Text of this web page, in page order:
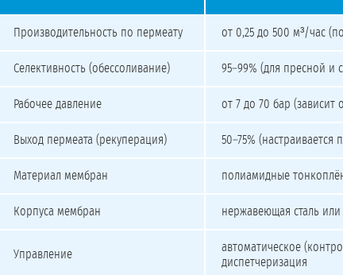
Производительность по пермеату от 0,25 до 500 м³/час
Селективность (обессоливание) 95–99% (для пресной и
Рабочее давление от 7 до 70 бар (зависит
Выход пермеата (рекуперация) 50–75% (настраивается
Материал мембран полиамидные
Корпуса мембран нержавеющая сталь
Управление
автоматическое
диспетчеризация